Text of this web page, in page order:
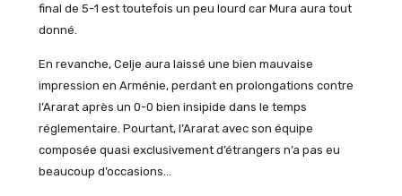
final de 5-1 est toutefois un peu lourd car Mura aura tout
donné.
En revanche, Celje aura laissé une bien mauvaise
impression en Arménie, perdant en prolongations contre
l’Ararat après un 0-0 bien insipide dans le temps
réglementaire. Pourtant, l’Ararat avec son équipe
composée quasi exclusivement d’étrangers n’a pas eu
beaucoup d’occasions…